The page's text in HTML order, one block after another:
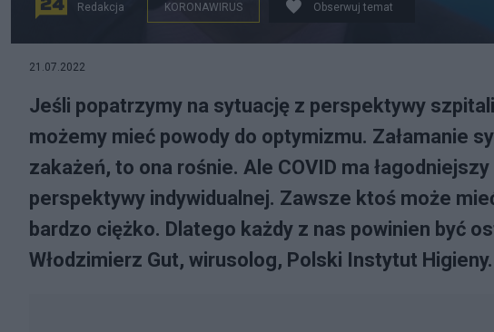
COVID-19. Fot. PAP/Leszek Szymański
Redakcja KORONAWIRUS Obserwuj temat
21.07.2022
Jeśli popatrzymy na sytuację z perspektywy
możemy mieć powody do optymizmu. Załamanie
zakażeń, to ona rośnie. Ale COVID ma
perspektywy indywidualnej. Zawsze ktoś może
bardzo ciężko. Dlatego każdy z nas powinien być
Włodzimierz Gut, wirusolog, Polski Instytut Higieny.